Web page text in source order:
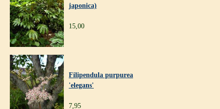
japonica)
15,00
Filipendula purpurea
'elegans'
7,95